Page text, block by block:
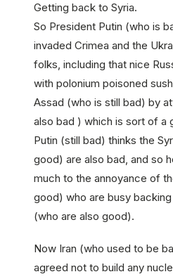
Getting back to Syria.
So President Putin (who is
invaded Crimea and the
folks, including that nice
with polonium poisoned
Assad (who is still bad) by
also bad ) which is sort of a
Putin (still bad) thinks the
good) are also bad, and so
much to the annoyance of
good) who are busy
(who are also good).
Now Iran (who used to be
agreed not to build any